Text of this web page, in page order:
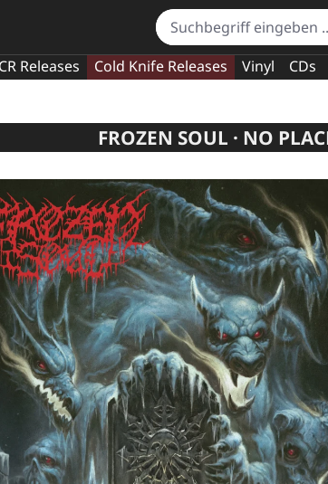
Releases Cold Knife Releases Vinyl CDs
FROZEN SOUL · NO